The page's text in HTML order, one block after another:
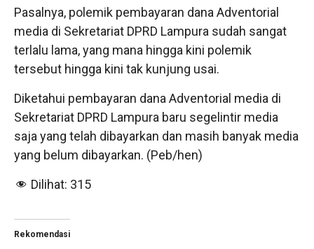
Pasalnya, polemik pembayaran dana Adventorial
media di Sekretariat DPRD Lampura sudah sangat
terlalu lama, yang mana hingga kini polemik
tersebut hingga kini tak kunjung usai.
Diketahui pembayaran dana Adventorial media di
Sekretariat DPRD Lampura baru segelintir media
saja yang telah dibayarkan dan masih banyak media
yang belum dibayarkan. (Peb/hen)
Dilihat: 315
Rekomendasi